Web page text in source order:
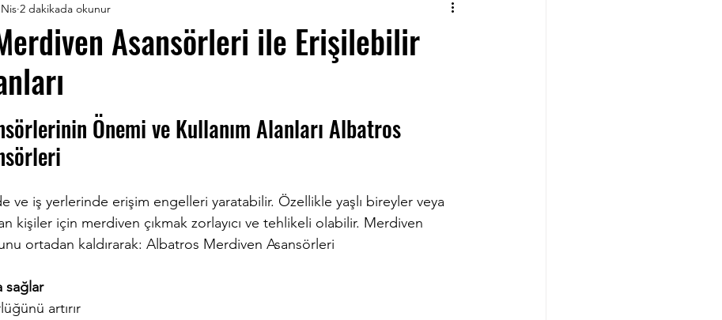
Asansörleri ile Erişilebilir
2 dakikada okunur
Önemi ve Kullanım Alanları Albatros
ve iş yerlerinde erişim engelleri yaratabilir. Özellikle yaşlı bireyler veya
kişiler için merdiven çıkmak zorlayıcı ve tehlikeli olabilir. Merdiven
ortadan kaldırarak: Albatros Merdiven Asansörleri
sağlar
artırır